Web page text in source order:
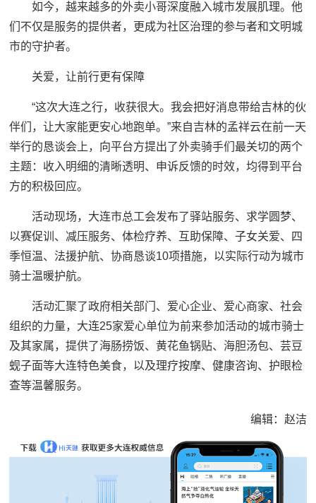
如今，越来越多的外卖小哥深度融入城市发展肌理。他
们不仅是服务的提供者，更成为社区治理的参与者和文明城
市的守护者。
关爱，让前行更有保障
“这次大连之行，收获很大。我会把好消息带给吉林的伙
伴们，让大家能更安心地跑单。”来自吉林的孟祥云在前一天
举行的恳谈会上，向平台方提出了外卖骑手们最关切的两个
主题：收入明细的清晰透明、申诉反馈的时效，均得到平台
方的积极回应。
活动现场，大连市总工会发布了驿站服务、求学圆梦、
以赛促训、减压服务、体检疗养、互助保障、子女关爱、四
季恒温、法援护航、协商恳谈10项措施，以实际行动为城市
骑士温暖护航。
活动汇聚了政府相关部门、爱心企业、爱心商家、社会
组织的力量，大连25家爱心单位为前来参加活动的城市骑士
及其家属，提供了海肠捞饭、黄花鱼锅贴、海胆汤包、芸豆
蚬子面等大连特色美食，以及理疗按摩、健康咨询、护眼检
查等温馨服务。
编辑：赵洁